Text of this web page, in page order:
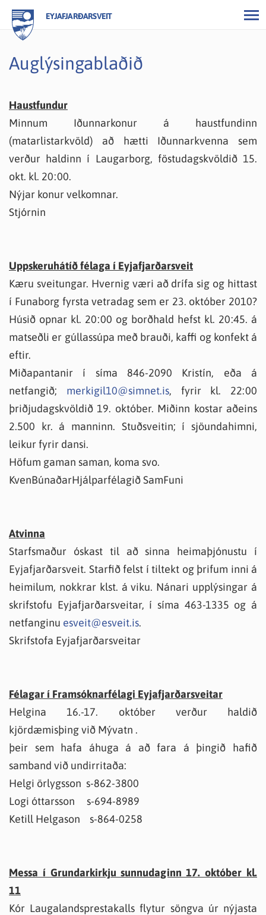
EYJAFJARÐARSVEIT
Auglýsingablaðið
Haustfundur
Minnum Iðunnarkonur á haustfundinn
(matarlistarkvöld) að hætti Iðunnarkvenna sem
verður haldinn í Laugarborg, föstudagskvöldið 15.
okt. kl. 20:00.
Nýjar konur velkomnar.
Stjórnin
Uppskeruhátíð félaga í Eyjafjarðarsveit
Kæru sveitungar. Hvernig væri að drífa sig og hittast
í Funaborg fyrsta vetradag sem er 23. október 2010?
Húsið opnar kl. 20:00 og borðhald hefst kl. 20:45. á
matseðli er gúllassúpa með brauði, kaffi og konfekt á
eftir.
Miðapantanir í síma 846-2090 Kristín, eða á
netfangið; merkigil10@simnet.is, fyrir kl. 22:00
þriðjudagskvöldið 19. október. Miðinn kostar aðeins
2.500 kr. á manninn. Stuðsveitin; í sjöundahimni,
leikur fyrir dansi.
Höfum gaman saman, koma svo.
KvenBúnaðarHjálparfélagið SamFuni
Atvinna
Starfsmaður óskast til að sinna heimaþjónustu í
Eyjafjarðarsveit. Starfið felst í tiltekt og þrifum inni á
heimilum, nokkrar klst. á viku. Nánari upplýsingar á
skrifstofu Eyjafjarðarsveitar, í síma 463-1335 og á
netfanginu esveit@esveit.is.
Skrifstofa Eyjafjarðarsveitar
Félagar í Framsóknarfélagi Eyjafjarðarsveitar
Helgina 16.-17. október verður haldið
kjördæmisþing við Mývatn .
þeir sem hafa áhuga á að fara á þingið hafið
samband við undirritaða:
Helgi örlygsson s-862-3800
Logi óttarsson s-694-8989
Ketill Helgason s-864-0258
Messa í Grundarkirkju sunnudaginn 17. október kl.
11
Kór Laugalandsprestakalls flytur söngva úr nýjasta